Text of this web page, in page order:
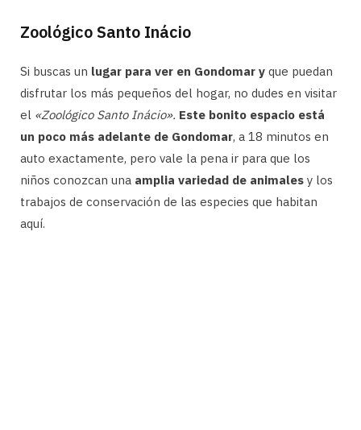
Zoológico Santo Inácio
Si buscas un lugar para ver en Gondomar y que puedan
disfrutar los más pequeños del hogar, no dudes en visitar
el «Zoológico Santo Inácio». Este bonito espacio está
un poco más adelante de Gondomar, a 18 minutos en
auto exactamente, pero vale la pena ir para que los
niños conozcan una amplia variedad de animales y los
trabajos de conservación de las especies que habitan
aquí.